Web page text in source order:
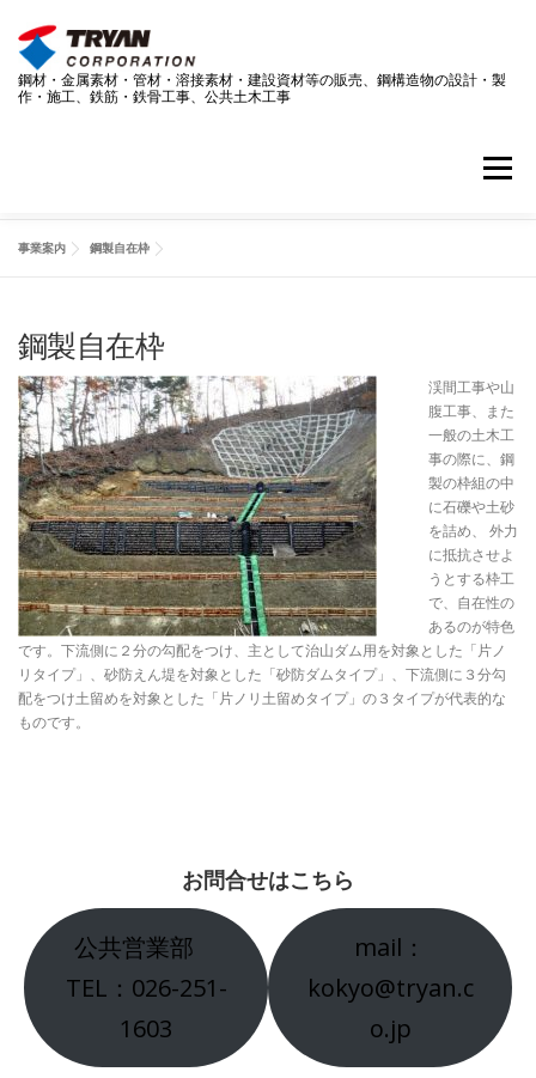
プ
鋼材・金属素材・管材・溶接素材・建設資材等の販売、鋼構造物の設計・製
作・施工、鉄筋・鉄骨工事、公共土木工事
メニュー
事業案内 技術情報
ダウンロードページ
SDGS
事業案内 鋼製自在枠
鋼製自在枠
渓間工事や山
腹工事、また
一般の土木工
事の際に、鋼
製の枠組の中
に石礫や土砂
を詰め、 外力
に抵抗させよ
うとする枠工
で、自在性の
あるのが特色
です。下流側に２分の勾配をつけ、主として治山ダム用を対象とした「片ノ
リタイプ」、砂防えん堤を対象とした「砂防ダムタイプ」、下流側に３分勾
配をつけ土留めを対象とした「片ノリ土留めタイプ」の３タイプが代表的な
ものです。
お問合せはこちら
公共営業部
TEL：026-251-
1603
mail：
kokyo@tryan.c
o.jp